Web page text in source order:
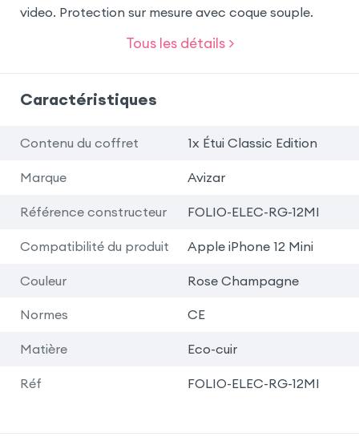
video. Protection sur mesure avec coque souple.
Tous les détails >
Caractéristiques
Contenu du coffret 1x Étui Classic Edition
Marque Avizar
Référence constructeur FOLIO-ELEC-RG-12MI
Compatibilité du produit Apple iPhone 12 Mini
Couleur Rose Champagne
Normes CE
Matière Eco-cuir
Réf FOLIO-ELEC-RG-12MI